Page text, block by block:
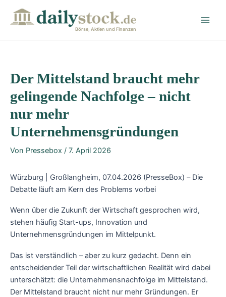
Börse, Aktien und Finanzen
Der Mittelstand braucht mehr
gelingende Nachfolge – nicht
nur mehr
Unternehmensgründungen
Von Pressebox / 7. April 2026
Würzburg | Großlangheim, 07.04.2026 (PresseBox) – Die
Debatte läuft am Kern des Problems vorbei
Wenn über die Zukunft der Wirtschaft gesprochen wird,
stehen häufig Start-ups, Innovation und
Unternehmensgründungen im Mittelpunkt.
Das ist verständlich – aber zu kurz gedacht. Denn ein
entscheidender Teil der wirtschaftlichen Realität wird dabei
unterschätzt: die Unternehmensnachfolge im Mittelstand.
Der Mittelstand braucht nicht nur mehr Gründungen. Er